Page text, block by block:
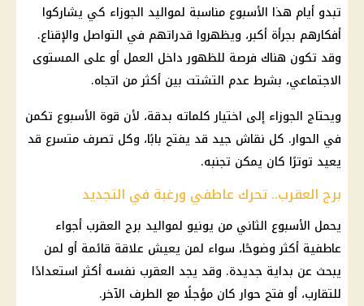
تبدو أيام هذا الأسبوع مناسبة لمواليد الجوزاء كي يشاركوا
أفكارهم بجرأة أكبر، ويظهروا قدراتهم في التواصل والإقناع.
وقد تكون هناك فرصة للظهور داخل العمل أو على المستوى
الاجتماعي، بشرط عدم التشتت بين أكثر من اتجاه.
ويحتاج الجوزاء إلى اختيار كلماته بدقة، لأن قوة الأسبوع تكمن
في الحوار. كل نقاش جيد قد يفتح بابًا، وكل تصرف متسرع قد
يعيد توترًا كان يمكن تجنبه.
برج العقرب.. تحرك عاطفي ورغبة في التجديد
يحمل الأسبوع الثاني من يونيو لمواليد برج العقرب أجواء
عاطفية أكثر وضوحًا، سواء لمن يعيش علاقة قائمة أو لمن
يبحث عن بداية جديدة. وقد يجد العقرب نفسه أكثر استعدادًا
للتقارب، أو فتح حوار كان مؤجلًا مع الطرف الآخر.